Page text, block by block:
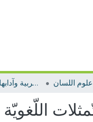
الأطروحات اللغة العربية وآدابها واللغات الشرقية اللسان